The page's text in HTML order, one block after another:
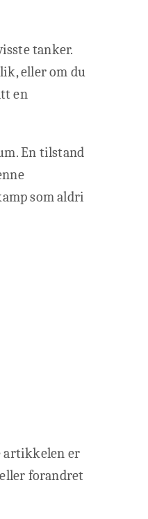
tanker.
eller om du
en
En tilstand
som aldri
artikkelen er
forandret